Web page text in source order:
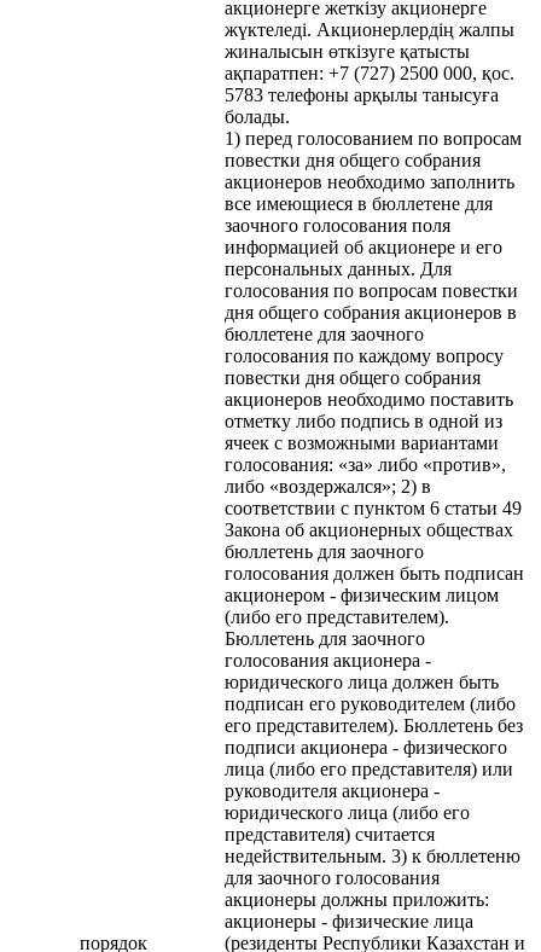
акционерге жеткізу акционерге
жүктеледі. Акционерлердің жалпы
жиналысын өткізуге қатысты
ақпаратпен: +7 (727) 2500 000, қос.
5783 телефоны арқылы танысуға
болады.
порядок
1) перед голосованием по вопросам
повестки дня общего собрания
акционеров необходимо заполнить
все имеющиеся в бюллетене для
заочного голосования поля
информацией об акционере и его
персональных данных. Для
голосования по вопросам повестки
дня общего собрания акционеров в
бюллетене для заочного
голосования по каждому вопросу
повестки дня общего собрания
акционеров необходимо поставить
отметку либо подпись в одной из
ячеек с возможными вариантами
голосования: «за» либо «против»,
либо «воздержался»; 2) в
соответствии с пунктом 6 статьи 49
Закона об акционерных обществах
бюллетень для заочного
голосования должен быть подписан
акционером - физическим лицом
(либо его представителем).
Бюллетень для заочного
голосования акционера -
юридического лица должен быть
подписан его руководителем (либо
его представителем). Бюллетень без
подписи акционера - физического
лица (либо его представителя) или
руководителя акционера -
юридического лица (либо его
представителя) считается
недействительным. 3) к бюллетеню
для заочного голосования
акционеры должны приложить:
акционеры - физические лица
(резиденты Республики Казахстан и